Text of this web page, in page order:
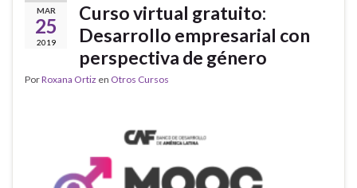
MAR
25
2019
Curso virtual gratuito:
Desarrollo empresarial con
perspectiva de género
PorRoxana Ortiz en Otros Cursos